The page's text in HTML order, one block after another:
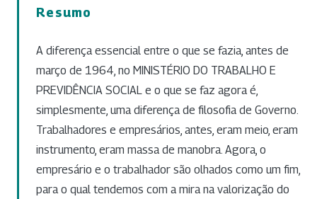
Resumo
A diferença essencial entre o que se fazia, antes de
março de 1964, no MINISTÉRIO DO TRABALHO E
PREVIDÊNCIA SOCIAL e o que se faz agora é,
simplesmente, uma diferença de filosofia de Governo.
Trabalhadores e empresários, antes, eram meio, eram
instrumento, eram massa de manobra. Agora, o
empresário e o trabalhador são olhados como um fim,
para o qual tendemos com a mira na valorização do